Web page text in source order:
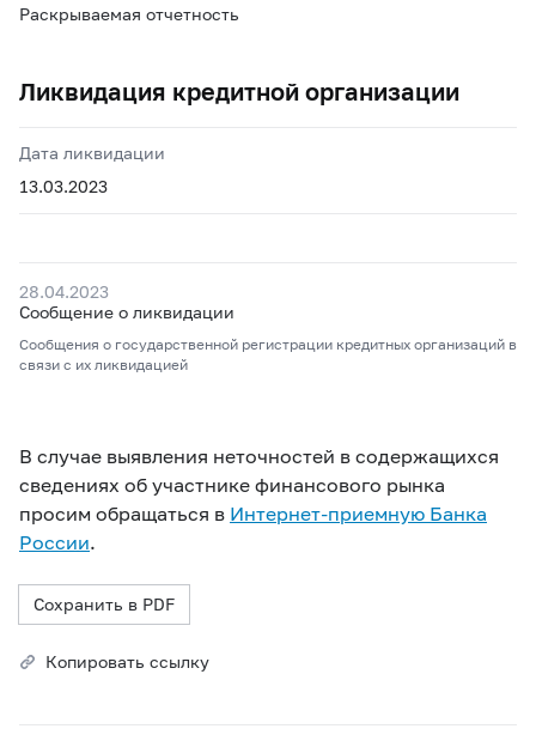
Раскрываемая отчетность
Ликвидация кредитной организации
Дата ликвидации
13.03.2023
28.04.2023
Сообщение о ликвидации
Сообщения о государственной регистрации кредитных организаций в
связи с их ликвидацией
В случае выявления неточностей в содержащихся
сведениях об участнике финансового рынка
просим обращаться в Интернет-приемную Банка
России.
Сохранить в PDF
Копировать ссылку